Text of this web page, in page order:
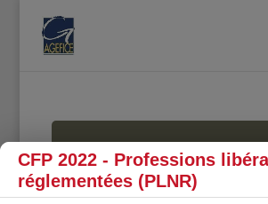
CFP 2022 - Professions
réglementées (PLNR)